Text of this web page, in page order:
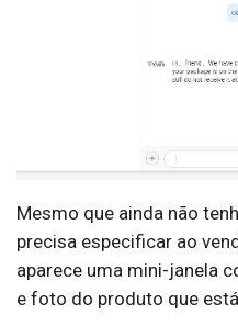
Mesmo que ainda não
precisa especificar ao
aparece uma mini-janela
e foto do produto que